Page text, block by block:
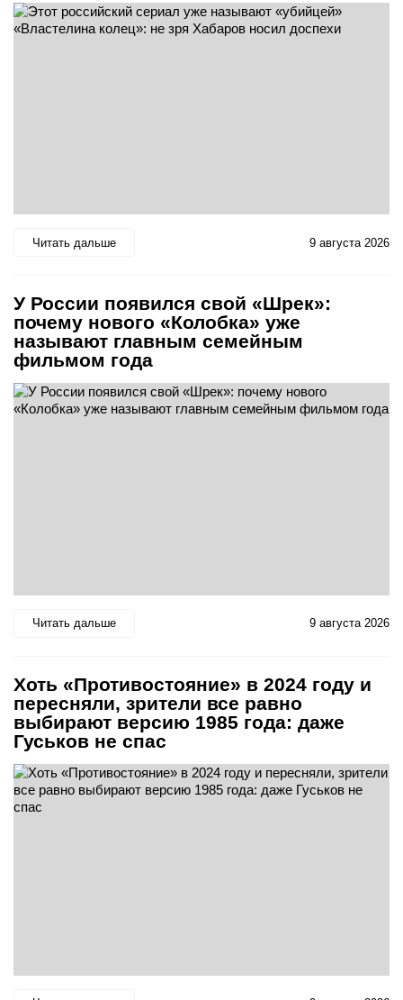
Читать дальше 9 августа 2026
У России появился свой «Шрек»:
почему нового «Колобка» уже
называют главным семейным
фильмом года
Читать дальше 9 августа 2026
Хоть «Противостояние» в 2024 году и
пересняли, зрители все равно
выбирают версию 1985 года: даже
Гуськов не спас